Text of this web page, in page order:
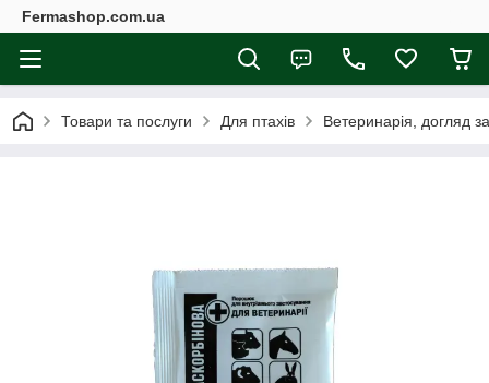
Fermashop.com.ua
Товари та послуги Для птахів Ветеринарія, догляд